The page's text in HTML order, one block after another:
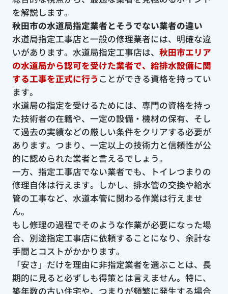
を解説します。
秋田市の水道局指定業者とそうでない業者の違い
水道局指定工事店と一般の修理業者には、明確な違
いがあります。水道局指定工事店は、 秋田市エリア
の水道局から認可を受けた業者で、給排水設備に関
する工事を正式に行う ことができる資格を持ってい
ます。
水道局の指定を受けるためには、専門の資格を持っ
た技術者の在籍や、一定の設備・機材の保有、そし
て過去の実績などの厳しい条件をクリアする必要が
あります。つまり、一定以上の技術力と信頼性が公
的に認められた業者と言えるでしょう。
一方、指定工事店でない業者でも、トイレつまりの
修理自体は行えます。しかし、排水管の交換や給水
管の工事など、水道本管に関わる作業は行えませ
ん。
もし修理の過程でそのような作業が必要になった場
合、別途指定工事店に依頼することになり、余計な
手間とコストがかかります。
「安さ」だけを理由に非指定業者を選ぶことは、長
期的に見ると必ずしも得策とは言えません。特に、
築年数の古い住宅や、つまりが頻繁に発生する場合